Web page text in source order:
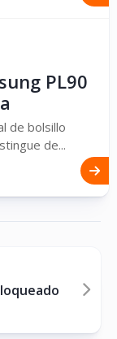
PL90
de bolsillo
de...